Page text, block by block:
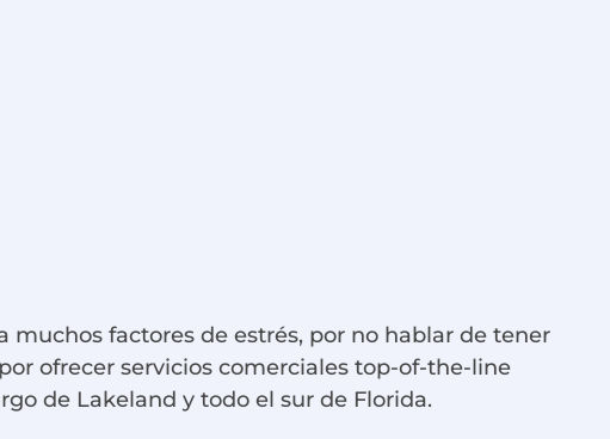
factores de estrés, por no hablar de tener
ofrecer servicios comerciales top-of-the-line
de Lakeland y todo el sur de Florida.